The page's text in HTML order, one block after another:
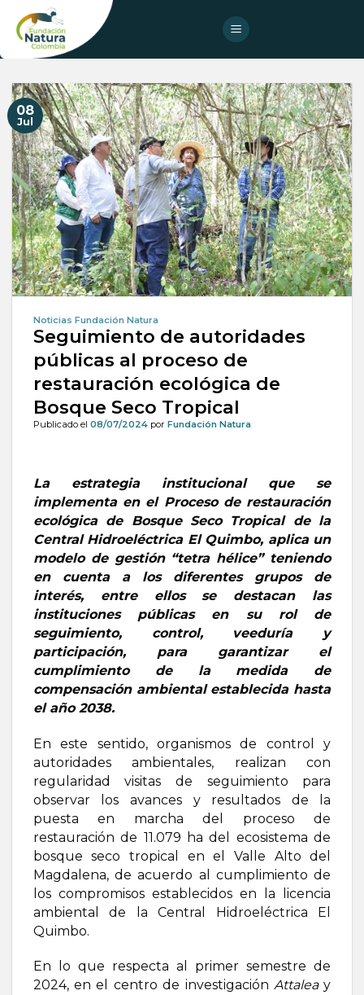
content
08
Jul
Noticias Fundación Natura
Seguimiento de autoridades
públicas al proceso de
restauración ecológica de
Bosque Seco Tropical
Publicado el 08/07/2024por Fundación Natura
La estrategia institucional que se
implementa en el Proceso de restauración
ecológica de Bosque Seco Tropical de la
Central Hidroeléctrica El Quimbo, aplica un
modelo de gestión “tetra hélice” teniendo
en cuenta a los diferentes grupos de
interés, entre ellos se destacan las
instituciones públicas en su rol de
seguimiento, control, veeduría y
participación, para garantizar el
cumplimiento de la medida de
compensación ambiental establecida hasta
el año 2038.
En este sentido, organismos de control y
autoridades ambientales, realizan con
regularidad visitas de seguimiento para
observar los avances y resultados de la
puesta en marcha del proceso de
restauración de 11.079 ha del ecosistema de
bosque seco tropical en el Valle Alto del
Magdalena, de acuerdo al cumplimiento de
los compromisos establecidos en la licencia
ambiental de la Central Hidroeléctrica El
Quimbo.
En lo que respecta al primer semestre de
2024, en el centro de investigaciónAttaleay